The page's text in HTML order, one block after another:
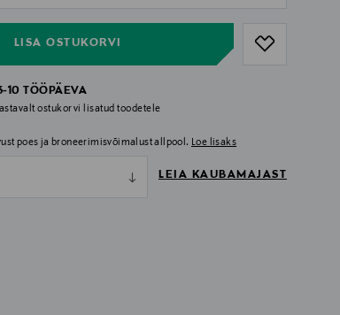
LISA OSTUKORVI
10 TÖÖPÄEVA
ostukorvi lisatud toodetele
poes ja broneerimisvõimalust allpool. Loe lisaks
LEIA KAUBAMAJAST